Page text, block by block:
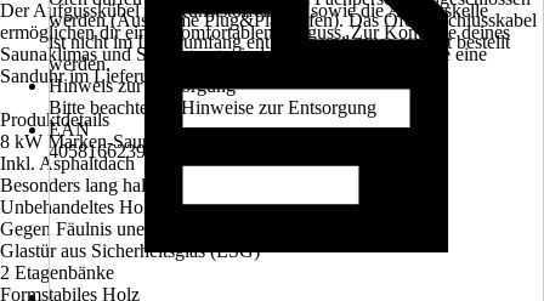
werden (Ausnahme Plug&Play-Öfen). Das Ofenanschlusskabel
ist nicht im Lieferumfang enthalten und muss separat bestellt
werden.
Hinweis zur Entsorgung
Bitte beachte die Hinweise zur Entsorgung
EAN
4058166239518
Der Aufgusskübel mit Kunststoffeinsatz sowie die Aufgusskelle
ermöglichen dir einen komfortablen Aufguss. Zur Kontrolle deines
Saunaklimas und Saunagangs sind ein Thermometer sowie eine
Sanduhr im Lieferumfang enthalten.
Produktdetails
8 kW Marken-Saunaofen
Inkl. Asphaltdach
Besonders lang haltbar
Unbehandeltes Holz
Gegen Fäulnis unempfindlich
Glastür aus Sicherheitsglas (ESG)
2 Etagenbänke
Formstabiles Holz